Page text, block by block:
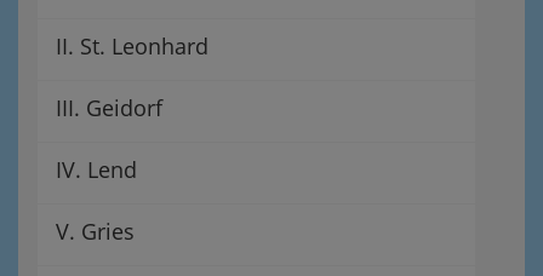
II. St. Leonhard
III. Geidorf
IV. Lend
V. Gries